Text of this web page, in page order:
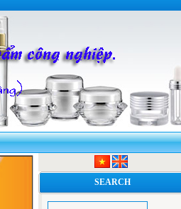
THỦY TINH
SEARCH